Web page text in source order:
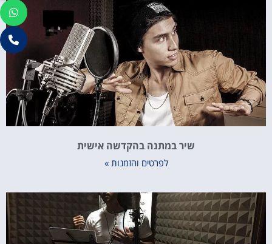
שיר במתנה בהקדשה אישית
לפרטים והזמנות »